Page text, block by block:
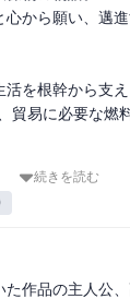
の通った姿勢に
』のようで面白
心から願い、邁
活を根幹から支
貿易に必要な燃
僕も一緒に乞食
日本全体のた
人の誇りと自信
れることはない
ち消した。人
続きを読む
作品の主人公、